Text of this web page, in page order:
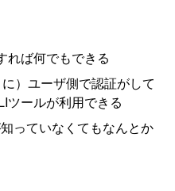
れば何でもできる
）ユーザ側で認証がして
ツールが利用できる
っていなくてもなんとか